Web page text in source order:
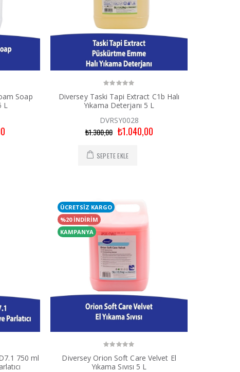
Soap
L
Diversey Taski Tapi Extract C1b Halı
Yıkama Deterjanı 5 L
DVRSY0028
₺1.300,00 ₺1.040,00
SEPETE EKLE
750 ml
ÜCRETSİZ KARGO
%20 İNDİRİM
KAMPANYA
Diversey Orion Soft Care Velvet El
Yıkama Sıvısı 5 L